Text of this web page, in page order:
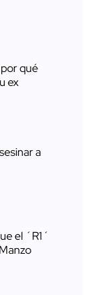
qué
ex
a
el ´R1´